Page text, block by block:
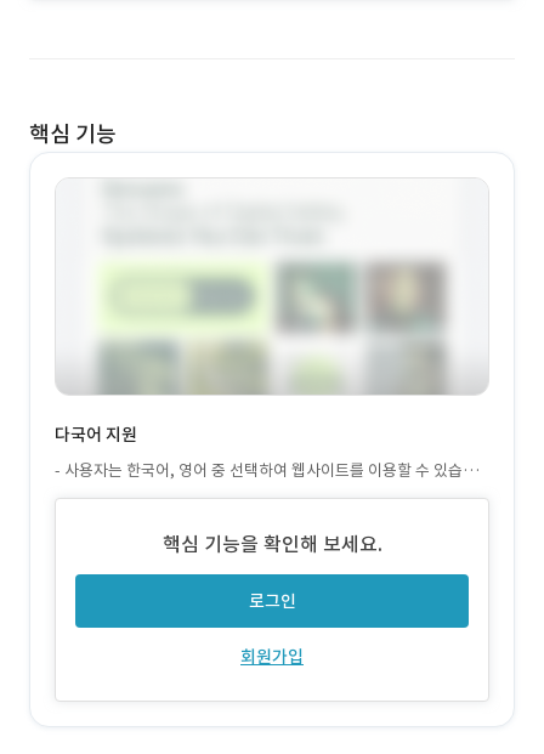
핵심 기능
다국어 지원
- 사용자는 한국어, 영어 중 선택하여 웹사이트를 이용할 수 있습니
다.
핵심 기능을 확인해 보세요.
로그인
회원가입